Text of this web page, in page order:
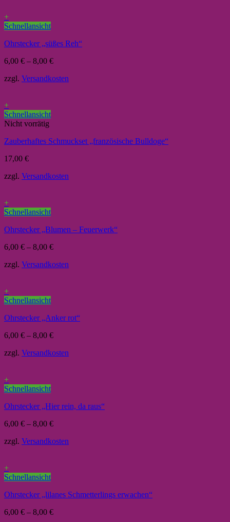
+
Schnellansicht
Ohrstecker „süßes Reh“
6,00 € – 8,00 €
zzgl. Versandkosten
+
Schnellansicht
Nicht vorrätig
Zauberhaftes Schmuckset „französische Bulldoge“
17,00 €
zzgl. Versandkosten
+
Schnellansicht
Ohrstecker „Blumen – Feuerwerk“
6,00 € – 8,00 €
zzgl. Versandkosten
+
Schnellansicht
Ohrstecker „Anker rot“
6,00 € – 8,00 €
zzgl. Versandkosten
+
Schnellansicht
Ohrstecker „Hier rein, da raus“
6,00 € – 8,00 €
zzgl. Versandkosten
+
Schnellansicht
Ohrstecker „lilanes Schmetterlings erwachen“
6,00 € – 8,00 €